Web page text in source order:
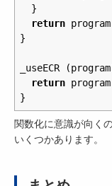
}
return program
}
_useECR (program
return program
}
関数化に意識が向く
いくつかあります。